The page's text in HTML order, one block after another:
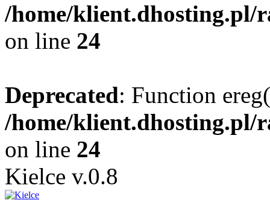
/home/klient.dhosting.pl/
on line 24
Deprecated: Function
/home/klient.dhosting.pl/
on line 24
Kielce v.0.8